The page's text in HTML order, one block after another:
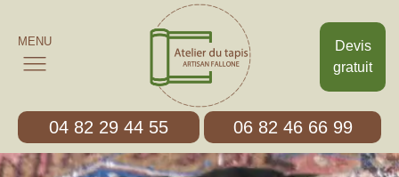
Devis
gratuit
MENU
04 82 29 44 55 06 82 46 66 99